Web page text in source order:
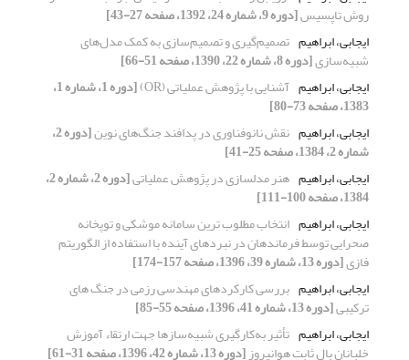
روش تاپسیس[دوره 9، شماره 24، 1392، صفحه 27-43]
ایجابی، ابراهیم تصمیم‌گیری و تصمیم‌سازی به کمک مدل‌های
شبیه‌سازی[دوره 8، شماره 22، 1390، صفحه 51-66]
ایجابی، ابراهیم آشنایی با پژوهش عملیاتی (OR) [دوره 1، شماره 1،
1383، صفحه 73-80]
ایجابی، ابراهیم نقش نانوفناوری در پدافند جنگ‌های نوین [دوره 2،
شماره 2، 1384، صفحه 25-41]
ایجابی، ابراهیم هنر مدلسازی در پژوهش عملیاتی [دوره 2، شماره 2،
1384، صفحه 100-111]
ایجابی، ابراهیم انتخاب مطلوب ترین سامانه موشکی و توپخانه
صحرایی توسط فرماندهان در نبردهای آینده با استفاده از الگوریتم
فازی[دوره 13، شماره 39، 1396، صفحه 157-174]
ایجابی، ابراهیم بررسی کارکردهای مهندسی رزمی در جنگ های
ترکیبی[دوره 13، شماره 41، 1396، صفحه 55-85]
ایجابی، ابراهیم تأثیر به‌کارگیری شبیه‌سازها جهت ارﺗﻘاء آموزش
خلبانان بال ثابت هوانیروز[دوره 13، شماره 42، 1396، صفحه 31-61]